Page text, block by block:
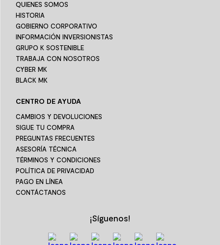
QUIENES SOMOS
HISTORIA
GOBIERNO CORPORATIVO
INFORMACIÓN INVERSIONISTAS
GRUPO K SOSTENIBLE
TRABAJA CON NOSOTROS
CYBER MK
BLACK MK
CENTRO DE AYUDA
CAMBIOS Y DEVOLUCIONES
SIGUE TU COMPRA
PREGUNTAS FRECUENTES
ASESORÍA TÉCNICA
TÉRMINOS Y CONDICIONES
POLÍTICA DE PRIVACIDAD
PAGO EN LÍNEA
CONTÁCTANOS
¡Síguenos!